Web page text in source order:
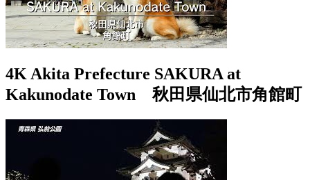
4K Akita Prefecture SAKURA at
Kakunodate Town 秋田県仙北市角館町